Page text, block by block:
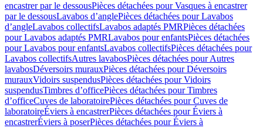
encastrer par le dessousPièces détachées pour Vasques à encastrer
par le dessousLavabos d’anglePièces détachées pour Lavabos
d’angleLavabos collectifsLavabos adaptés PMRPièces détachées
pour Lavabos adaptés PMRLavabos pour enfantsPièces détachées
pour Lavabos pour enfantsLavabos collectifsPièces détachées pour
Lavabos collectifsAutres lavabosPièces détachées pour Autres
lavabosDéversoirs murauxPièces détachées pour Déversoirs
murauxVidoirs suspendusPièces détachées pour Vidoirs
suspendusTimbres dʼofficePièces détachées pour Timbres
dʼofficeCuves de laboratoirePièces détachées pour Cuves de
laboratoireÉviers à encastrerPièces détachées pour Éviers à
encastrerÉviers à poserPièces détachées pour Éviers à